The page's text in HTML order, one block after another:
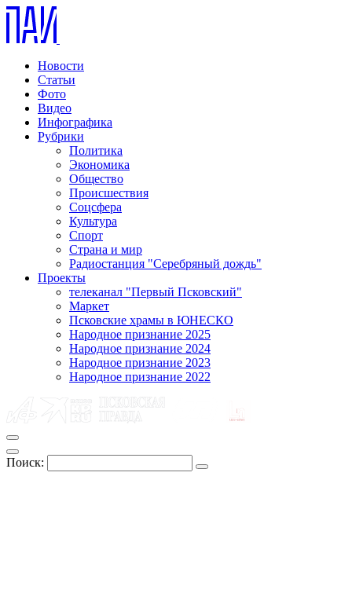
Новости
Статьи
Фото
Видео
Инфографика
Рубрики
Политика
Экономика
Общество
Происшествия
Соцсфера
Культура
Спорт
Страна и мир
Радиостанция "Серебряный дождь"
Проекты
телеканал "Первый Псковский"
Маркет
Псковские храмы в ЮНЕСКО
Народное признание 2025
Народное признание 2024
Народное признание 2023
Народное признание 2022
Поиск: